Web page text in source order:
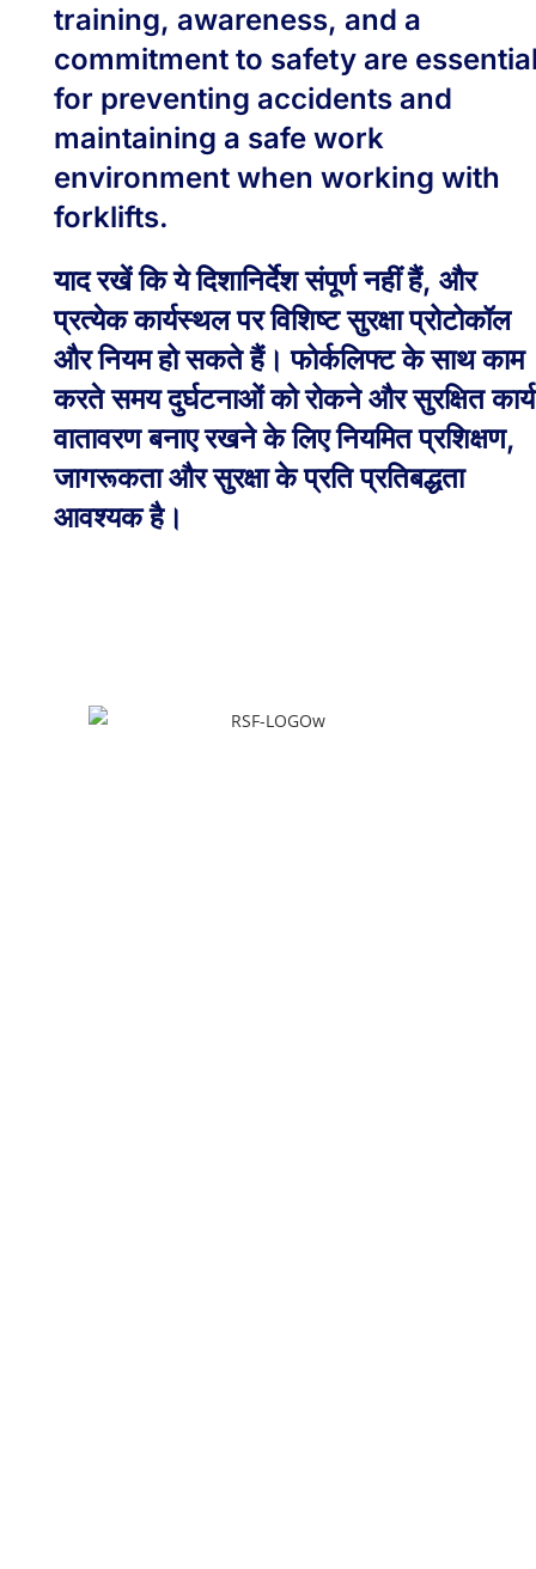
training, awareness, and a
commitment to safety are
for preventing accidents and
maintaining a safe work
environment when working with
forklifts.
याद रखें कि ये दिशानिर्देश संपूर्ण नहीं हैं, और
प्रत्येक कार्यस्थल पर विशिष्ट सुरक्षा प्रोटोकॉल
और नियम हो सकते हैं। फोर्कलिफ्ट के साथ काम
करते समय दुर्घटनाओं को रोकने और सुरक्षित कार्य
वातावरण बनाए रखने के लिए नियमित प्रशिक्षण,
जागरूकता और सुरक्षा के प्रति प्रतिबद्धता
आवश्यक है।